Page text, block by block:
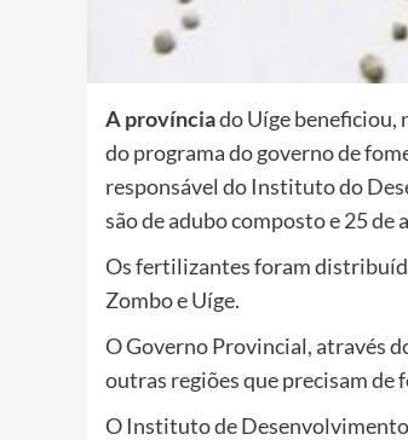
A provínciado Uíge beneficiou,
do programa do governo de
responsável do Instituto do
são de adubo composto e 25 de
Os fertilizantes foram
Zombo e Uíge.
O Governo Provincial, através
outras regiões que precisam de
O Instituto de